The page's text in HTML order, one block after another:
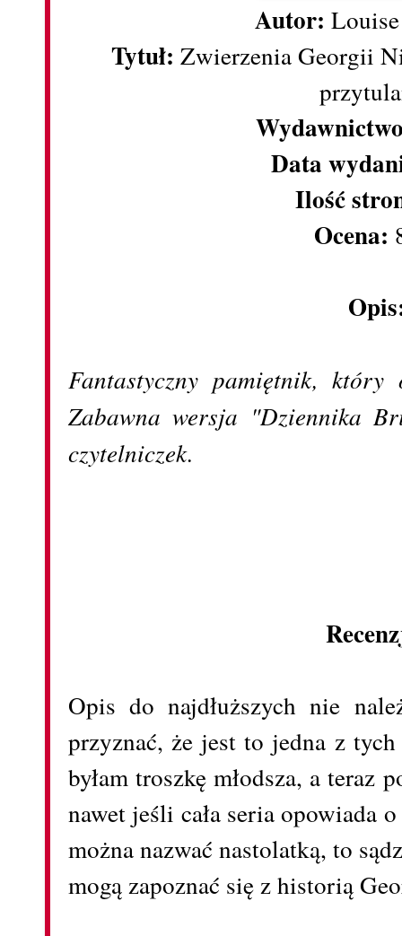
Autor:
Tytuł: Zwierzenia Georgii
Data
Ilość
Ocena:
Fantastyczny pamiętnik,
Zabawna wersja "Dziennika
czytelniczek.
Opis do najdłuższych nie
przyznać, że jest to jedna z
byłam troszkę młodsza, a teraz
nawet jeśli cała seria opowiada
można nazwać nastolatką, to
mogą zapoznać się z historią